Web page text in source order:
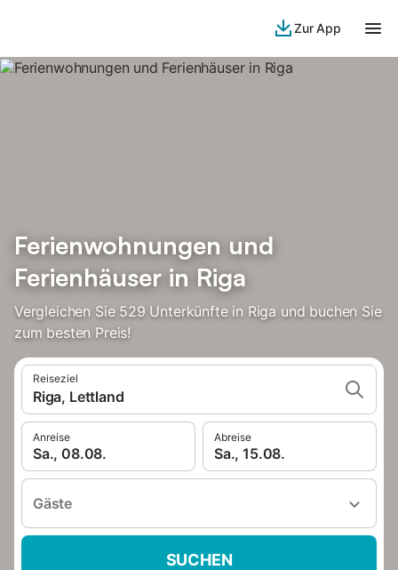
Zur App
Ferienwohnungen und
Ferienhäuser in Riga
Vergleichen Sie 529 Unterkünfte in Riga und buchen Sie
zum besten Preis!
Reiseziel
Riga, Lettland
Anreise
Sa., 08.08.
Abreise
Sa., 15.08.
Gäste
SUCHEN